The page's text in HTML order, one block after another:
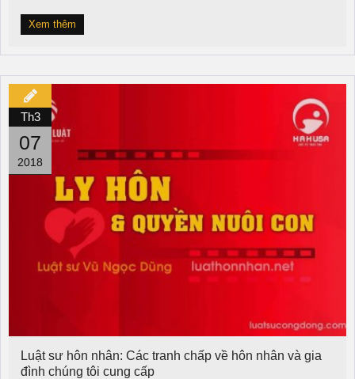
Xem thêm
Th3
07
2018
Luật sư hôn nhân: Các tranh chấp về hôn nhân và gia
đình chúng tôi cung cấp